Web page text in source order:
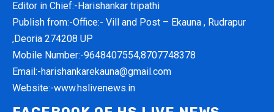
Editor in Chief:-Harishankar tripathi
Publish from:-Office:- Vill and Post – Ekauna , Rudrapur
,Deoria 274208 UP
Mobile Number:-9648407554,8707748378
Email:-harishankarekauna@gmail.com
Website:-www.hslivenews.in